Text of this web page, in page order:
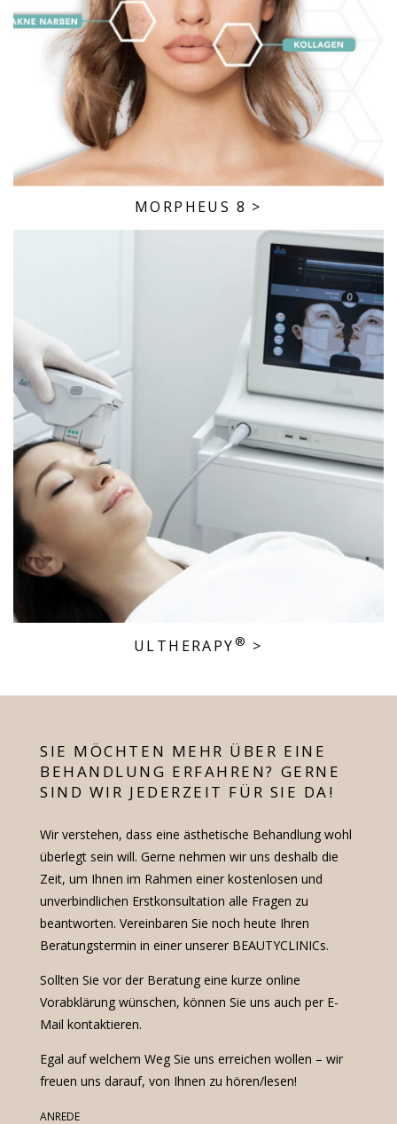
MORPHEUS 8 >
ULTHERAPY® >
SIE MÖCHTEN MEHR ÜBER EINE
BEHANDLUNG ERFAHREN? GERNE
SIND WIR JEDERZEIT FÜR SIE DA!
Wir verstehen, dass eine ästhetische Behandlung wohl
überlegt sein will. Gerne nehmen wir uns deshalb die
Zeit, um Ihnen im Rahmen einer kostenlosen und
unverbindlichen Erstkonsultation alle Fragen zu
beantworten. Vereinbaren Sie noch heute Ihren
Beratungstermin in einer unserer BEAUTYCLINICs.
Sollten Sie vor der Beratung eine kurze online
Vorabklärung wünschen, können Sie uns auch per E-
Mail kontaktieren.
Egal auf welchem Weg Sie uns erreichen wollen – wir
freuen uns darauf, von Ihnen zu hören/lesen!
ANREDE